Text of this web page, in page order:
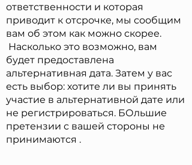
ответственности и которая
приводит к отсрочке, мы сообщим
вам об этом как можно скорее.
Насколько это возможно, вам
будет предоставлена
альтернативная дата. Затем у вас
есть выбор: хотите ли вы принять
участие в альтернативной дате или
не регистрироваться. БОльшие
претензии с вашей стороны не
принимаются .